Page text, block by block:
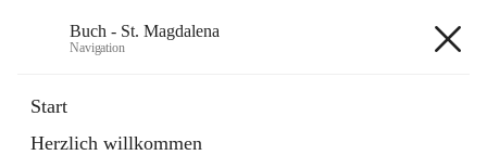
Buch - St. Magdalena
Navigation
Start
Herzlich willkommen